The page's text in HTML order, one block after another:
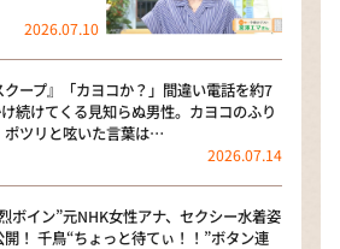
2026.07.10
クープ』「カヨコか？」間違い電話を約7
続けてくる見知らぬ男性。カヨコのふり
ポツリと呟いた言葉は…
2026.07.14
ボイン”元NHK女性アナ、セクシー水着姿
！ 千鳥“ちょっと待てぃ！！”ボタン連